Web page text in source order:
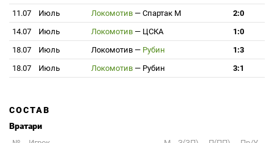
11.07
Июль Локомотив — Спартак М
2:0
14.07
Июль Локомотив — ЦСКА
1:0
18.07
Июль Локомотив — Рубин
1:3
18.07
Июль Локомотив — Рубин 3:1
СОСТАВ
Вратари